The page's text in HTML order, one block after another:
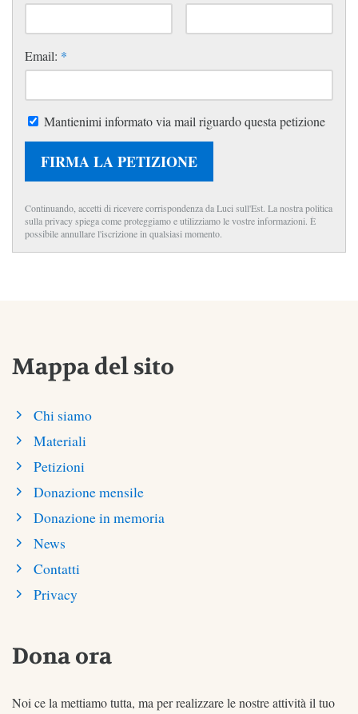
Email: *
Mantienimi informato via mail riguardo questa petizione
FIRMA LA PETIZIONE
Continuando, accetti di ricevere corrispondenza da Luci sull'Est. La nostra politica
sulla privacy spiega come proteggiamo e utilizziamo le vostre informazioni. È
possibile annullare l'iscrizione in qualsiasi momento.
Mappa del sito
Chi siamo
Materiali
Petizioni
Donazione mensile
Donazione in memoria
News
Contatti
Privacy
Dona ora
Noi ce la mettiamo tutta, ma per realizzare le nostre attività il tuo